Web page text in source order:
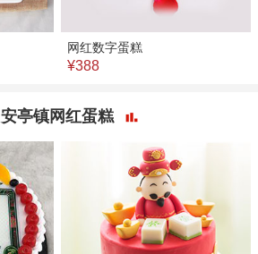
网红数字蛋糕
¥388
安亭镇网红蛋糕